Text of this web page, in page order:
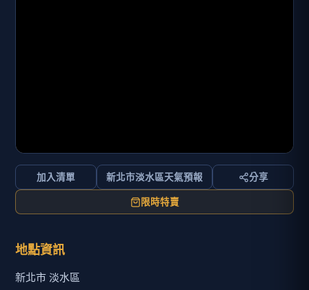
加入清單 新北市淡水區天氣預報 分享
限時特賣
地點資訊
新北市 淡水區